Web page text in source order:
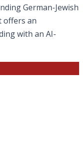
German-Jewish
offers an
with an AI-